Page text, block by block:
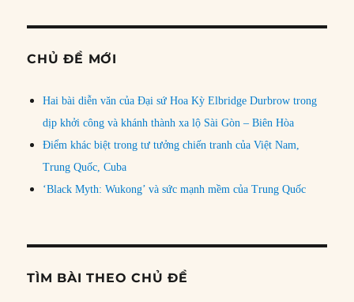
CHỦ ĐỀ MỚI
Hai bài diễn văn của Đại sứ Hoa Kỳ Elbridge Durbrow trong
dịp khởi công và khánh thành xa lộ Sài Gòn – Biên Hòa
Điểm khác biệt trong tư tưởng chiến tranh của Việt Nam,
Trung Quốc, Cuba
‘Black Myth: Wukong’ và sức mạnh mềm của Trung Quốc
TÌM BÀI THEO CHỦ ĐỀ